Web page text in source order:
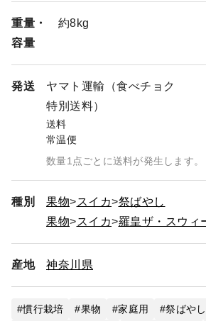
重量・
容量
約8kg
発送
ヤマト運輸（食べチョク
特別送料）
送料
常温便
数量1点ごとに送料が発生します。
種別 果物 スイカ
祭ばやし
果物
スイカ 羅皇ザ・スウィ
産地 神奈川県
慣行栽培 果物 家庭用
祭ばやし